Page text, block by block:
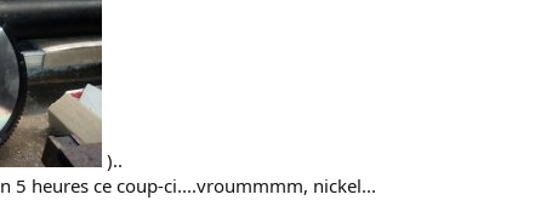
)..
5 heures ce coup-ci....vroummmm, nickel...